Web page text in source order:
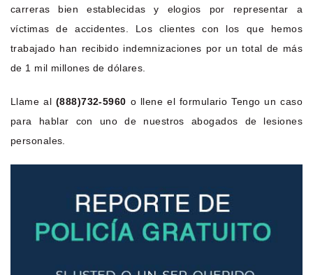
carreras bien establecidas y elogios por representar a
víctimas de accidentes. Los clientes con los que hemos
trabajado han recibido indemnizaciones por un total de más
de 1 mil millones de dólares.
Llame al (888)732-5960 o llene el formulario Tengo un caso
para hablar con uno de nuestros abogados de lesiones
personales.